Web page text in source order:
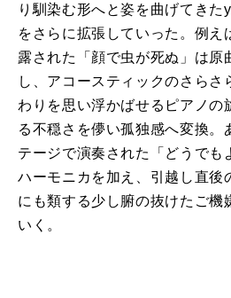
り馴染む形へと姿を曲げてき
をさらに拡張していった。例え
露された「顔で虫が死ぬ」は原
し、アコースティックのさらさ
わりを思い浮かばせるピアノの
る不穏さを儚い孤独感へ変換。
テージで演奏された「どうでも
ハーモニカを加え、引越し直後
にも類する少し腑の抜けたご機
いく。